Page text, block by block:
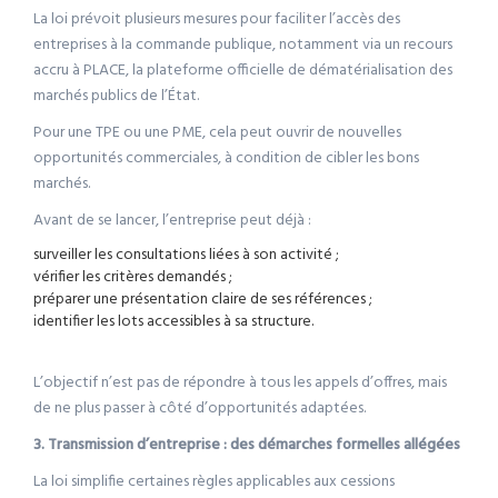
La loi prévoit plusieurs mesures pour faciliter l’accès des
entreprises à la commande publique, notamment via un recours
accru à PLACE, la plateforme officielle de dématérialisation des
marchés publics de l’État.
Pour une TPE ou une PME, cela peut ouvrir de nouvelles
opportunités commerciales, à condition de cibler les bons
marchés.
Avant de se lancer, l’entreprise peut déjà :
surveiller les consultations liées à son activité ;
vérifier les critères demandés ;
préparer une présentation claire de ses références ;
identifier les lots accessibles à sa structure.
L’objectif n’est pas de répondre à tous les appels d’offres, mais
de ne plus passer à côté d’opportunités adaptées.
3. Transmission d’entreprise : des démarches formelles allégées
La loi simplifie certaines règles applicables aux cessions